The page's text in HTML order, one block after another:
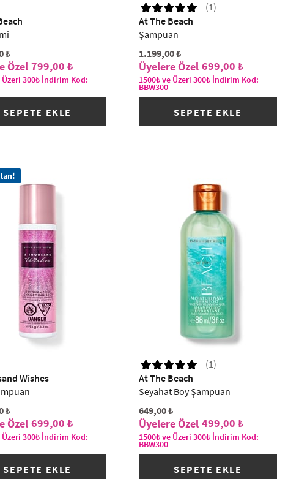
₺
799,00 ₺
Üzeri 300₺ İndirim Kod:
SEPETE EKLE
(1)
At The Beach
Şampuan
1.199,00 ₺
699,00 ₺
1500₺ ve Üzeri 300₺ İndirim Kod:
BBW300
SEPETE EKLE
Wishes
₺
699,00 ₺
Üzeri 300₺ İndirim Kod:
SEPETE EKLE
(1)
At The Beach
Seyahat Boy Şampuan
649,00 ₺
499,00 ₺
1500₺ ve Üzeri 300₺ İndirim Kod:
BBW300
SEPETE EKLE